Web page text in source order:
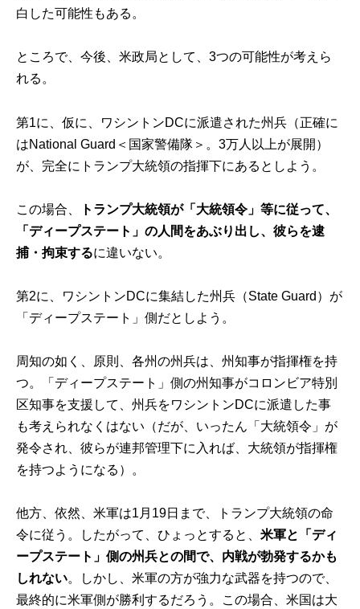
白した可能性もある。
ところで、今後、米政局として、3つの可能性が考えら
れる。
第1に、仮に、ワシントンDCに派遣された州兵（正確に
はNational Guard＜国家警備隊＞。3万人以上が展開）
が、完全にトランプ大統領の指揮下にあるとしよう。
この場合、
トランプ大統領が「大統領令」等に従って、
「ディープステート」の人間をあぶり出し、彼らを逮
捕・拘束するに違いない。
第2に、ワシントンDCに集結した州兵（State Guard）が
「ディープステート」側だとしよう。
周知の如く、原則、各州の州兵は、州知事が指揮権を持
つ。「ディープステート」側の州知事がコロンビア特別
区知事を支援して、州兵をワシントンDCに派遣した事
も考えられなくはない（だが、いったん「大統領令」が
発令され、彼らが連邦管理下に入れば、大統領が指揮権
を持つようになる）。
他方、依然、米軍は1月19日まで、トランプ大統領の命
令に従う。したがって、ひょっとすると、米軍と「ディ
ープステート」側の州兵との間で、内戦が勃発するかも
しれない。しかし、米軍の方が強力な武器を持つので、
最終的に米軍側が勝利するだろう。この場合、米国は大